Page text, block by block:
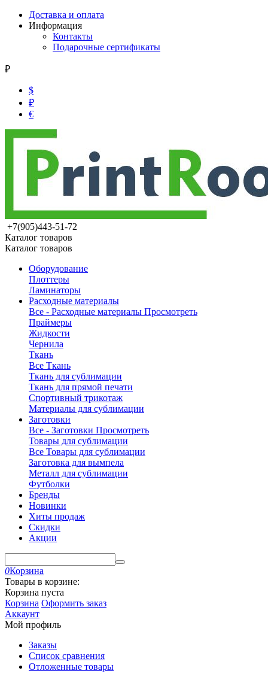
Доставка и оплата
Информация
Контакты
Подарочные сертификаты
₽
$
₽
€
+7(905)443-51-72
Каталог товаров
Каталог товаров
Оборудование
Плоттеры
Ламинаторы
Расходные материалы
Все - Расходные материалы Просмотреть
Праймеры
Жидкости
Чернила
Ткань
Все Ткань
Ткань для сублимации
Ткань для прямой печати
Спортивный трикотаж
Материалы для сублимации
Заготовки
Все - Заготовки Просмотреть
Товары для сублимации
Все Товары для сублимации
Заготовка для вымпела
Металл для сублимации
Футболки
Бренды
Новинки
Хиты продаж
Скидки
Акции
0Корзина
Товары в корзине:
Корзина пуста
Корзина Оформить заказ
Аккаунт
Мой профиль
Заказы
Список сравнения
Отложенные товары